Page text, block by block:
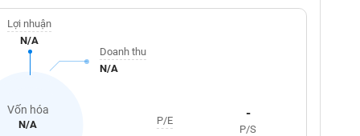
Vốn hóa
N/A
Lợi nhuận
N/A
Doanh thu
N/A
P/E -
P/S